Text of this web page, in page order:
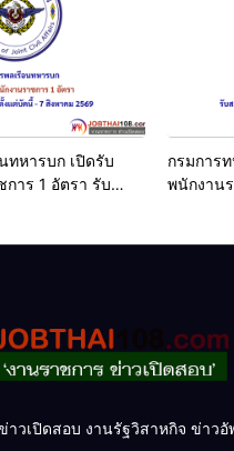
คม 2569
ทหารบก เปิดรับ
าร 1 อัตรา รับ
กรมการ
พนักงาน
าวเปิดสอบ งานรัฐวิสาหกิจ ข่าวอั